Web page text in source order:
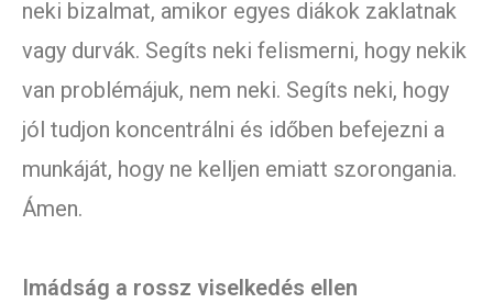
neki bizalmat, amikor egyes diákok zaklatnak
vagy durvák. Segíts neki felismerni, hogy nekik
van problémájuk, nem neki. Segíts neki, hogy
jól tudjon koncentrálni és időben befejezni a
munkáját, hogy ne kelljen emiatt szorongania.
Ámen.
Imádság a rossz viselkedés ellen